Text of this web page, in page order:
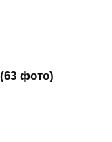
фото)